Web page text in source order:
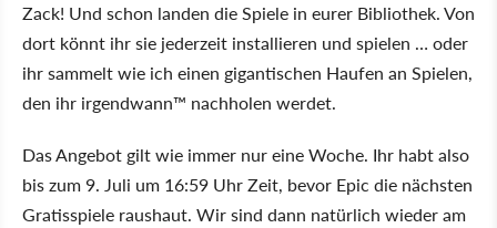
Zack! Und schon landen die Spiele in eurer Bibliothek. Von
dort könnt ihr sie jederzeit installieren und spielen … oder
ihr sammelt wie ich einen gigantischen Haufen an Spielen,
den ihr irgendwann™ nachholen werdet.
Das Angebot gilt wie immer nur eine Woche. Ihr habt also
bis zum 9. Juli um 16:59 Uhr Zeit, bevor Epic die nächsten
Gratisspiele raushaut. Wir sind dann natürlich wieder am